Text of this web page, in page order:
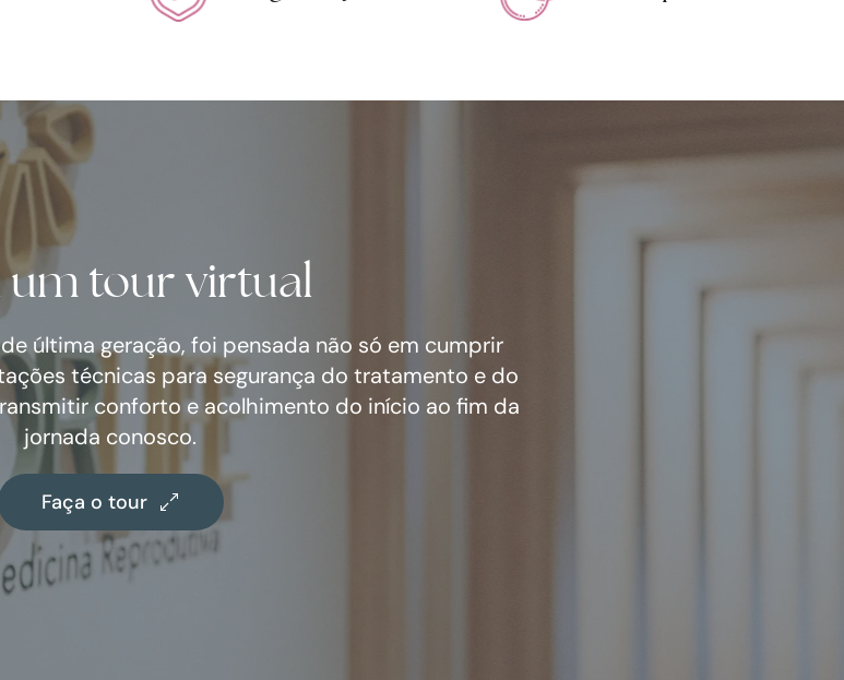
um tour virtual
última geração, foi pensada não só em cumprir
técnicas para segurança do tratamento e do
conforto e acolhimento do início ao fim da
jornada conosco.
Faça o tour